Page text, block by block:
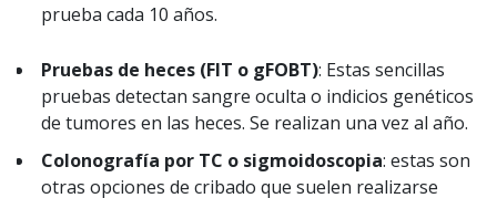
prueba cada 10 años.
Pruebas de heces (FIT o gFOBT): Estas sencillas
pruebas detectan sangre oculta o indicios genéticos
de tumores en las heces. Se realizan una vez al año.
Colonografía por TC o sigmoidoscopia: estas son
otras opciones de cribado que suelen realizarse